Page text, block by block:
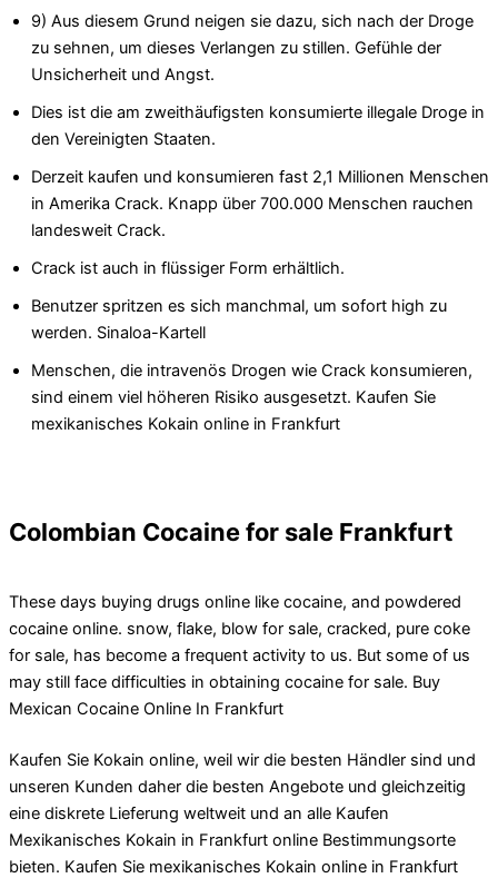
9) Aus diesem Grund neigen sie dazu, sich nach der Droge
zu sehnen, um dieses Verlangen zu stillen. Gefühle der
Unsicherheit und Angst.
Dies ist die am zweithäufigsten konsumierte illegale Droge in
den Vereinigten Staaten.
Derzeit kaufen und konsumieren fast 2,1 Millionen Menschen
in Amerika Crack. Knapp über 700.000 Menschen rauchen
landesweit Crack.
Crack ist auch in flüssiger Form erhältlich.
Benutzer spritzen es sich manchmal, um sofort high zu
werden. Sinaloa-Kartell
Menschen, die intravenös Drogen wie Crack konsumieren,
sind einem viel höheren Risiko ausgesetzt. Kaufen Sie
mexikanisches Kokain online in Frankfurt
Colombian Cocaine for sale Frankfurt
These days buying drugs online like cocaine, and powdered
cocaine online. snow, flake, blow for sale, cracked, pure coke
for sale, has become a frequent activity to us. But some of us
may still face difficulties in obtaining cocaine for sale. Buy
Mexican Cocaine Online In Frankfurt
Kaufen Sie Kokain online, weil wir die besten Händler sind und
unseren Kunden daher die besten Angebote und gleichzeitig
eine diskrete Lieferung weltweit und an alle Kaufen
Mexikanisches Kokain in Frankfurt online Bestimmungsorte
bieten. Kaufen Sie mexikanisches Kokain online in Frankfurt